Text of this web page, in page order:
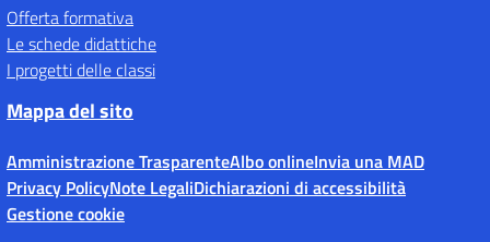
Offerta formativa
Le schede didattiche
I progetti delle classi
Mappa del sito
Amministrazione TrasparenteAlbo onlineInvia una MAD
Privacy PolicyNote LegaliDichiarazioni di accessibilità
Gestione cookie